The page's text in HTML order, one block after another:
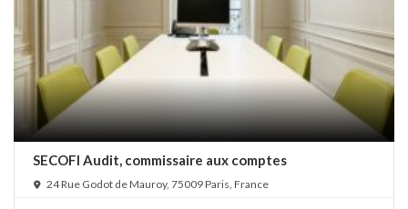
SECOFI Audit, commissaire aux comptes
24 Rue Godot de Mauroy, 75009 Paris, France